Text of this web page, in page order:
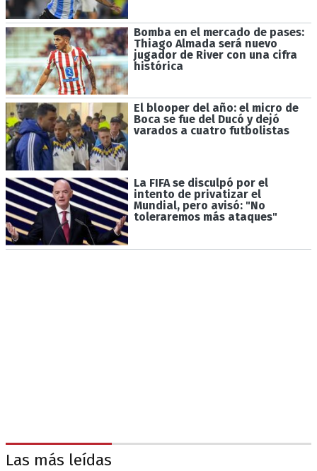
Bomba en el mercado de pases:
Thiago Almada será nuevo
jugador de River con una cifra
histórica
El blooper del año: el micro de
Boca se fue del Ducó y dejó
varados a cuatro futbolistas
La FIFA se disculpó por el
intento de privatizar el
Mundial, pero avisó: "No
toleraremos más ataques"
Las más leídas